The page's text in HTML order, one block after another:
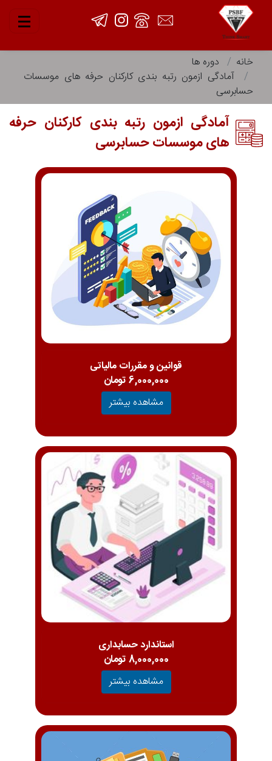
خانه
دوره ها
آمادگی ازمون رتبه بندی کارکنان حرفه های موسسات
حسابرسی
آمادگی ازمون رتبه بندی کارکنان حرفه
های موسسات حسابرسی
قوانین و مقررات مالیاتی
6,000,000 تومان
مشاهده بیشتر
استاندارد حسابداری
8,000,000 تومان
مشاهده بیشتر